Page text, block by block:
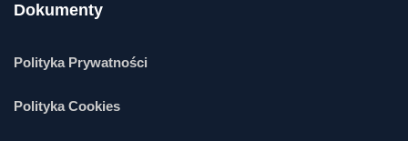
Dokumenty
Polityka Prywatności
Polityka Cookies